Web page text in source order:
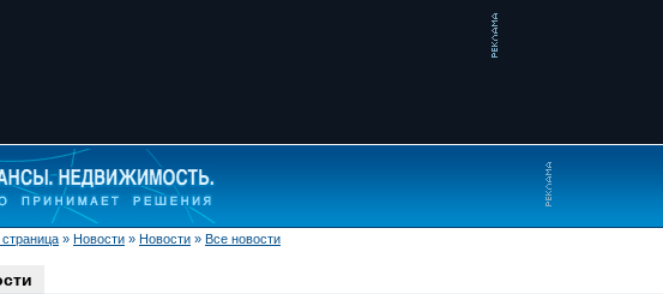
» Новости » Новости » Все новости